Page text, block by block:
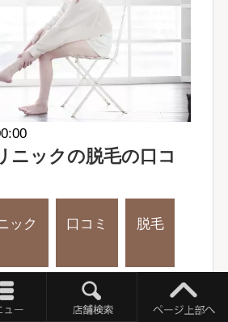
ニックの脱毛の口コ
ック 口コミ 脱毛
脱毛 VIO